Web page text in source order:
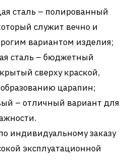
сталь – полированный
служит вечно и
вариантом изделия;
сталь – бюджетный
сверху краской,
царапин;
– отличный вариант для
индивидуальному заказу
эксплуатационной